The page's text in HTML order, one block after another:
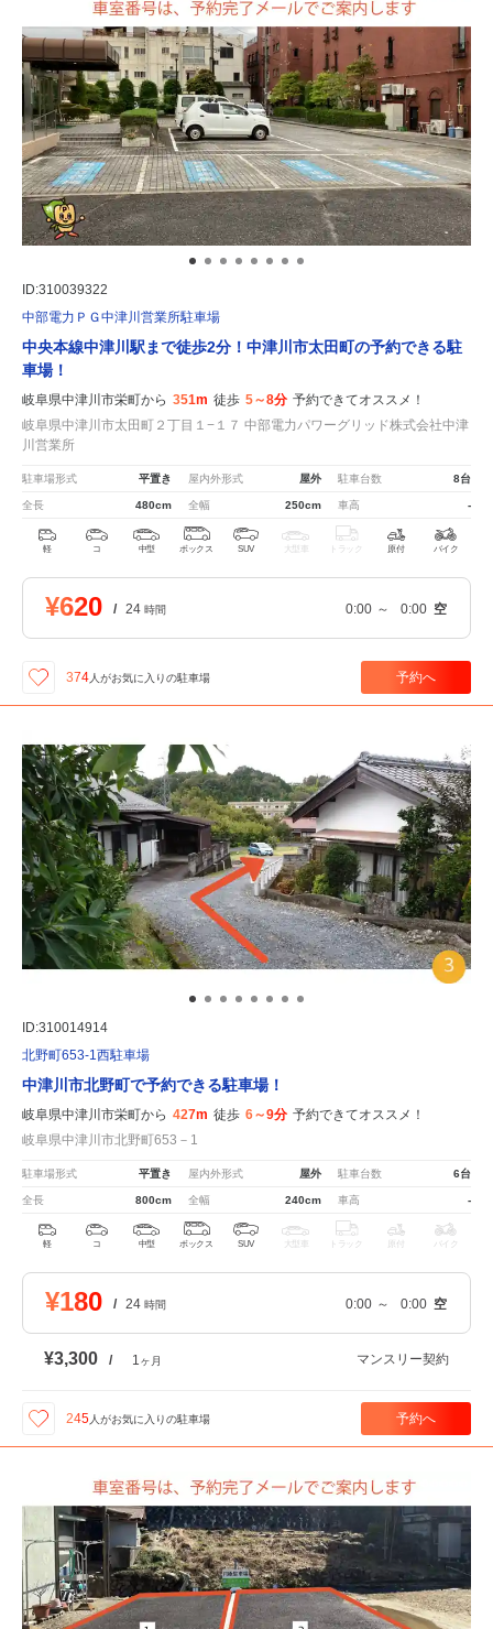
ID:310039322
中部電力ＰＧ中津川営業所駐車場
中央本線中津川駅まで徒歩2分！中津川市太田町の予約できる駐
車場！
岐阜県中津川市栄町から 351m 徒歩 5～8分 予約できてオススメ！
岐阜県中津川市太田町２丁目１−１７ 中部電力パワーグリッド株式会社中津
川営業所
駐車場形式 平置き 屋内外形式 屋外 駐車台数 8台
全長 480cm 全幅 250cm 車高 -
軽 コ 中型 ボックス SUV 大型車 トラック 原付 バイク
¥620 / 24 時間 0:00 ～ 0:00 空
374 人がお気に入りの駐車場 予約へ
ID:310014914
北野町653-1西駐車場
中津川市北野町で予約できる駐車場！
岐阜県中津川市栄町から 427m 徒歩 6～9分 予約できてオススメ！
岐阜県中津川市北野町653－1
駐車場形式 平置き 屋内外形式 屋外 駐車台数 6台
全長 800cm 全幅 240cm 車高 -
軽 コ 中型 ボックス SUV 大型車 トラック 原付 バイク
¥180 / 24 時間 0:00 ～ 0:00 空
¥3,300 / 1ヶ月 マンスリー契約
245 人がお気に入りの駐車場 予約へ